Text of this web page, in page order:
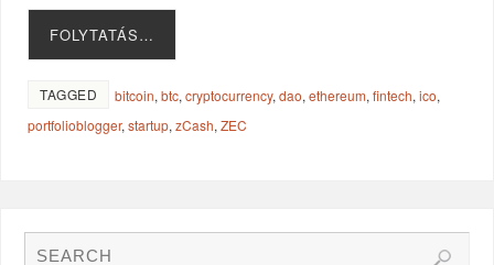
FOLYTATÁS…
TAGGED bitcoin,btc,cryptocurrency,dao,ethereum,fintech,ico,
portfolioblogger,startup,zCash,ZEC